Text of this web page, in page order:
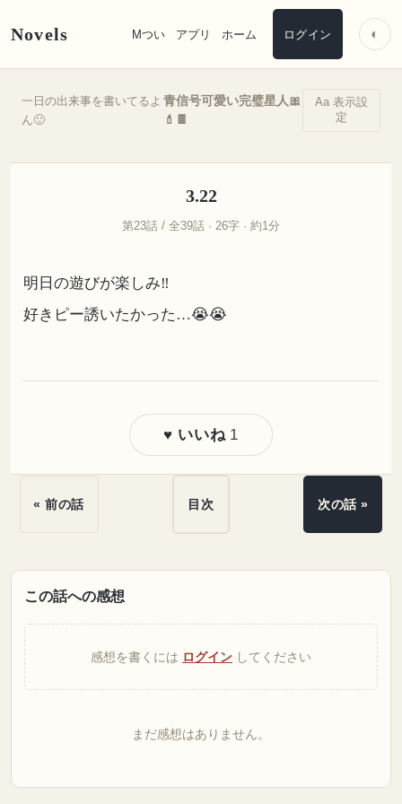
Novels Mつい アプリ ホーム ログイン ◐
一日の出来事を書いてるよ
ん🙂
青信号可愛い完璧星人🎀
💄🍫
Aa 表示設
定
3.22
第23話 / 全39話 · 26字 · 約1分
明日の遊びが楽しみ‼️
好きピー誘いたかった…😭😭
♥ いいね 1
« 前の話 目次 次の話 »
この話への感想
感想を書くには ログイン してください
まだ感想はありません。